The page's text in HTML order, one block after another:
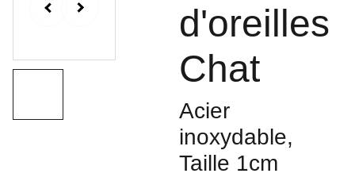
d'oreilles
Chat
Acier
inoxydable,
Taille 1cm